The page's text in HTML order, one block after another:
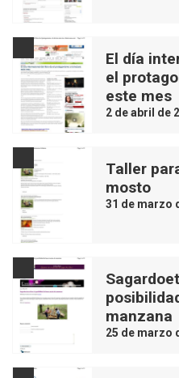
El día
el
este mes
2 de abril de
Taller
mosto
31 de marzo
manzana
25 de marzo